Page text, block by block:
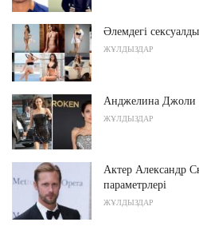
Әлемдегі
ЖҰЛДЫЗДАР
Анджелина Джоли
ЖҰЛДЫЗДАР
Актер Александр
параметрлері
ЖҰЛДЫЗДАР